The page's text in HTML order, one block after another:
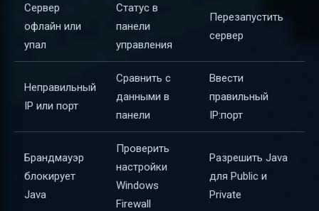
Сервер
офлайн или
упал
Статус в
панели
управления
Перезапустить
сервер
Неправильный
IP или порт
Сравнить с
данными в
панели
Ввести
правильный
IP:порт
Брандмауэр
блокирует
Java
Проверить
настройки
Windows
Firewall
Разрешить Java
для Public и
Private